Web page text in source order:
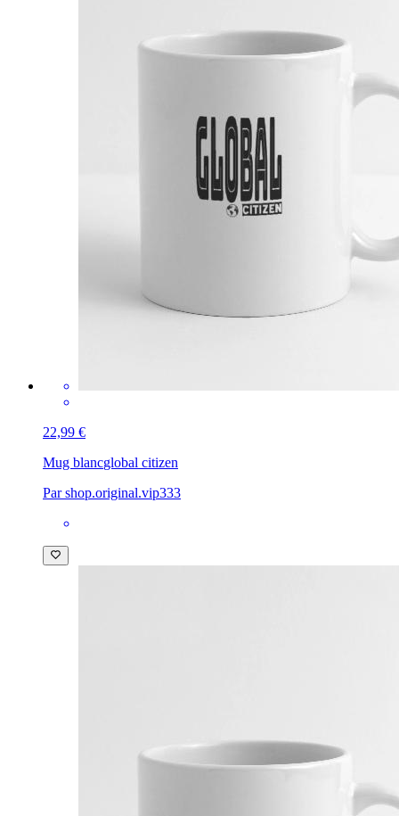
22,99 €
Mug blancglobal citizen
Par shop.original.vip333